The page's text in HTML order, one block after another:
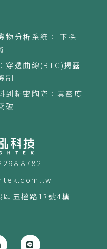
物分析系統： 下探
穿透曲線(BTC)揭露
制
到精密陶瓷：真密度
破
8782
五權路13號4樓